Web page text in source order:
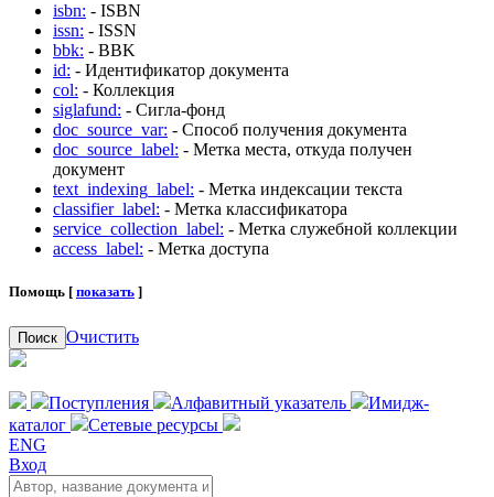
isbn: - ISBN
issn: - ISSN
bbk: - BBK
id: - Идентификатор документа
col: - Коллекция
siglafund: - Сигла-фонд
doc_source_var: - Способ получения документа
doc_source_label: - Метка места, откуда получен
документ
text_indexing_label: - Метка индексации текста
classifier_label: - Метка классификатора
service_collection_label: - Метка служебной коллекции
access_label: - Метка доступа
Помощь [ показать ]
Поиск Очистить
Поступления Алфавитный указатель
Имидж-
каталог
Сетевые ресурсы
ENG
Вход